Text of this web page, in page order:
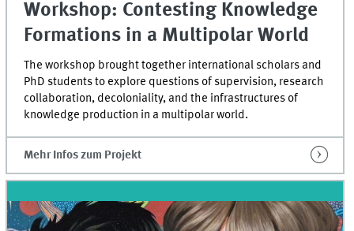
Workshop: Contesting Knowledge
Formations in a Multipolar World
The workshop brought together international scholars and
PhD students to explore questions of supervision, research
collaboration, decoloniality, and the infrastructures of
knowledge production in a multipolar world.
Mehr Infos zum Projekt